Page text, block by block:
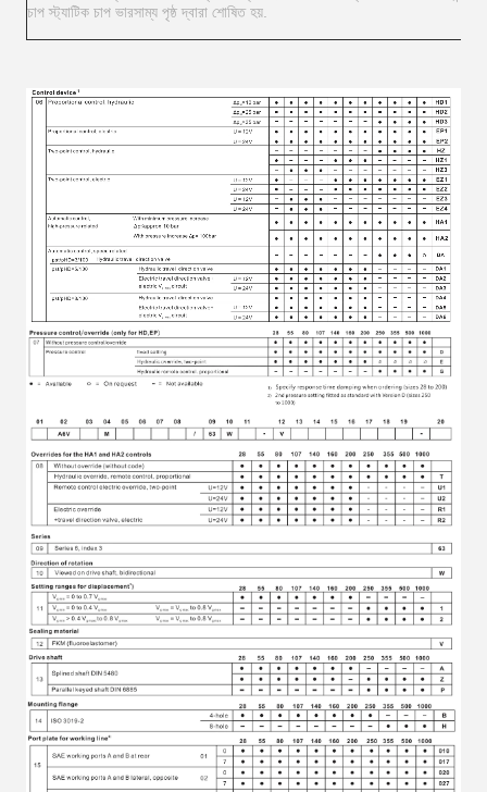
চাপ স্ট্যাটিক চাপ ভারসাম্য পৃষ্ঠ দ্বারা শোষিত হয়.